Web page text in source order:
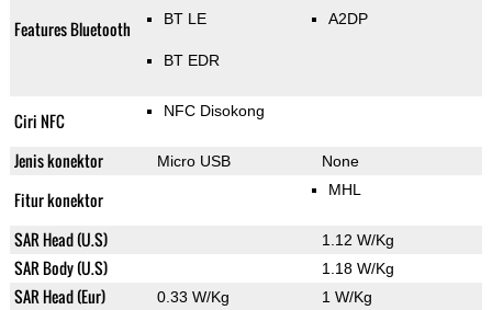
Features Bluetooth BT LE
BT EDR
A2DP
Ciri NFC NFC Disokong
Jenis konektor Micro USB None
Fitur konektor MHL
SAR Head (U.S) 1.12 W/Kg
SAR Body (U.S) 1.18 W/Kg
SAR Head (Eur) 0.33 W/Kg 1 W/Kg